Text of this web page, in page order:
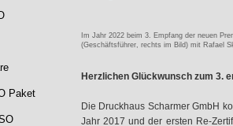
Im Jahr 2022 beim 3. Empfang der neuen
(Geschäftsführer, rechts im Bild) mit Rafael
Herzlichen Glückwunsch zum 3.
Die Druckhaus Scharmer GmbH
Jahr 2017 und der ersten Re-
Paket